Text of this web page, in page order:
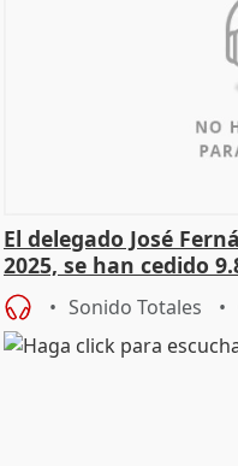
El delegado José
2025, se han cedido
Sonido Totales